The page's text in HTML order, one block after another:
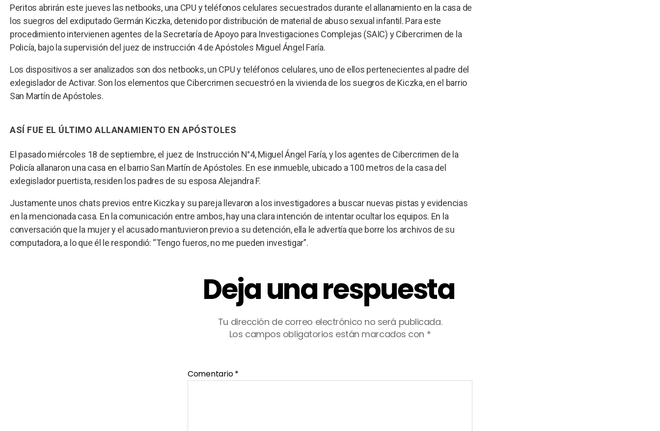
Peritos abrirán este jueves las netbooks, una CPU y teléfonos celulares secuestrados durante el allanamiento en la casa de
los suegros del exdiputado Germán Kiczka, detenido por distribución de material de abuso sexual infantil. Para este
procedimiento intervienen agentes de la Secretaría de Apoyo para Investigaciones Complejas (SAIC) y Cibercrimen de la
Policía, bajo la supervisión del juez de instrucción 4 de Apóstoles Miguel Ángel Faría.
Los dispositivos a ser analizados son dos netbooks, un CPU y teléfonos celulares, uno de ellos pertenecientes al padre del
exlegislador de Activar. Son los elementos que Cibercrimen secuestró en la vivienda de los suegros de Kiczka, en el barrio
San Martín de Apóstoles.
ASÍ FUE EL ÚLTIMO ALLANAMIENTO EN APÓSTOLES
El pasado miércoles 18 de septiembre, el juez de Instrucción N°4, Miguel Ángel Faría, y los agentes de Cibercrimen de la
Policía allanaron una casa en el barrio San Martín de Apóstoles. En ese inmueble, ubicado a 100 metros de la casa del
exlegislador puertista, residen los padres de su esposa Alejandra F.
Justamente unos chats previos entre Kiczka y su pareja llevaron a los investigadores a buscar nuevas pistas y evidencias
en la mencionada casa. En la comunicación entre ambos, hay una clara intención de intentar ocultar los equipos. En la
conversación que la mujer y el acusado mantuvieron previo a su detención, ella le advertía que borre los archivos de su
computadora, a lo que él le respondió: “Tengo fueros, no me pueden investigar”.
Deja una respuesta
Tu dirección de correo electrónico no será publicada.
Los campos obligatorios están marcados con *
Comentario*